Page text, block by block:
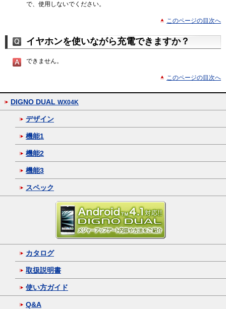
で、使用しないでください。
このページの目次へ
イヤホンを使いながら充電できますか？
できません。
このページの目次へ
DIGNO DUAL WX04K
デザイン
機能1
機能2
機能3
スペック
カタログ
取扱説明書
使い方ガイド
Q&A